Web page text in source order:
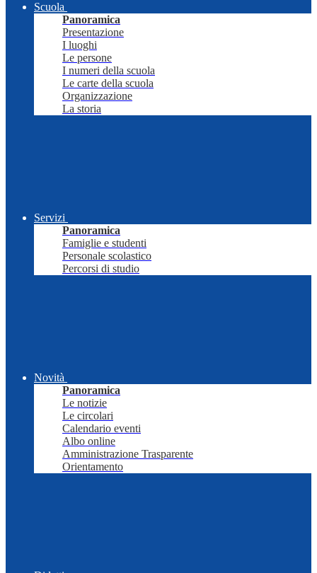
Scuola
Panoramica
Presentazione
I luoghi
Le persone
I numeri della scuola
Le carte della scuola
Organizzazione
La storia
Servizi
Panoramica
Famiglie e studenti
Personale scolastico
Percorsi di studio
Novità
Panoramica
Le notizie
Le circolari
Calendario eventi
Albo online
Amministrazione Trasparente
Orientamento